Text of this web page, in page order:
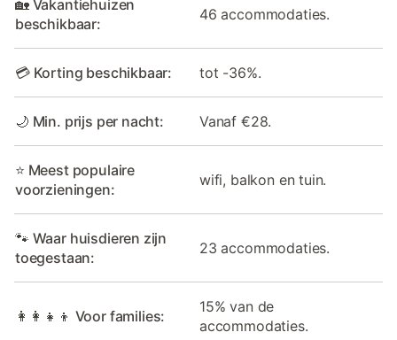
🏡 Vakantiehuizen
beschikbaar:
46 accommodaties.
💳 Korting beschikbaar: tot -36%.
🌙 Min. prijs per nacht: Vanaf €28.
⭐ Meest populaire
voorzieningen:
wifi, balkon en tuin.
🐾 Waar huisdieren zijn
toegestaan:
23 accommodaties.
👩‍👩‍👧‍👦 Voor families:
15% van de
accommodaties.